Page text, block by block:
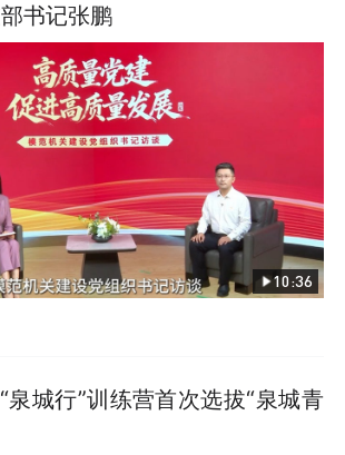
书记张鹏
10:36
城行”训练营首次选拔“泉城青